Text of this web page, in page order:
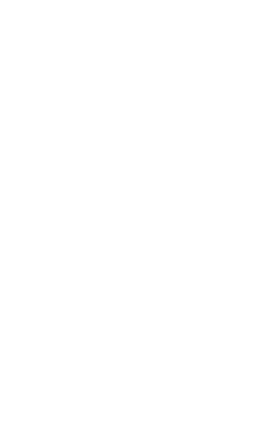
任何投资风险及责任！特此声明！